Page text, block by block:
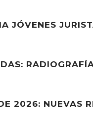
JÓVENES
2026: NUEVAS